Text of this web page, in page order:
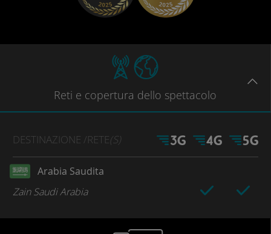
Reti e copertura dello spettacolo
DESTINAZIONE /RETE(S)
Arabia Saudita
Zain Saudi Arabia